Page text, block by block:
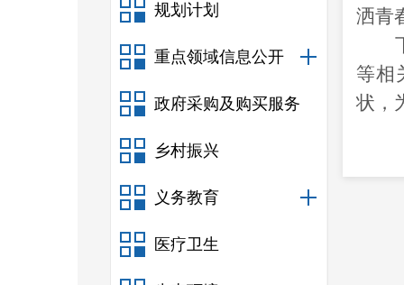
规划计划
重点领域信息公开
政府采购及购买服务
乡村振兴
义务教育
医疗卫生
洒青
等相
状，